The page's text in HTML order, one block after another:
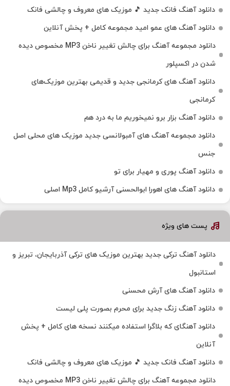
دانلود آهنگ فانک جدید 🎵 موزیک‌ های معروف و چالشی فانک
دانلود آهنگ های عمو امید مجموعه کامل + پخش آنلاین
دانلود مجموعه آهنگ برای چالش تغییر ناخن MP3 مخصوص دیده
شدن در اکسپلور
دانلود آهنگ‌ های کرمانجی جدید و قدیمی بهترین موزیک‌های
کرمانجی
دانلود آهنگ بزار برو نمیخوریم ما به درد هم
دانلود مجموعه آهنگ های آمبولانسی جدید موزیک های محلی اصل
جنس
دانلود آهنگ پوری و مهیار برای تو
دانلود آهنگ های اهورا ابوالحسنی آرشیو کامل Mp3 اصلی
پست های ویژه
دانلود آهنگ ترکی جدید بهترین موزیک‌ های ترکی آذربایجان، تبریز و
استانبول
دانلود آهنگ های آرش محسنی
دانلود آهنگ زنگ جدید برای محرم بصورت پلی لیست
دانلود آهنگای که بلاگرا استفاده میکنند نسخه های کامل + پخش
آنلاین
دانلود آهنگ فانک جدید 🎵 موزیک‌ های معروف و چالشی فانک
دانلود مجموعه آهنگ برای چالش تغییر ناخن MP3 مخصوص دیده